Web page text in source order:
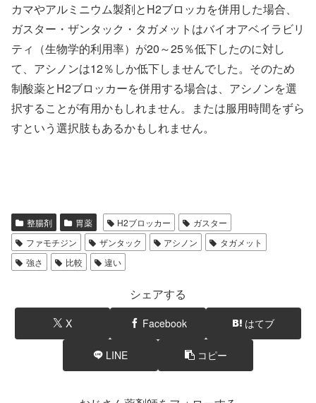
カマやアルミニウム製剤とH2ブロッカを併用した場合、
ガスター・ザンタック・タガメットはバイオアベイラビリ
ティ（生物学的利用率）が20～25％低下したのに対し
て、アシノンは12％しか低下しませんでした。そのため
制酸薬とH2ブロッカーを併用する場合は、アシノンを選
択することが有用かもしれません。または服用時間をずら
すという選択肢もあるかもしれません。
整腸剤 胃薬 H2ブロッカー
ガスター
ファモチジン
ザンタック アシノン
タガメット
強さ
比較 違い
シェアする
X Facebook はてブ
LINE コピー